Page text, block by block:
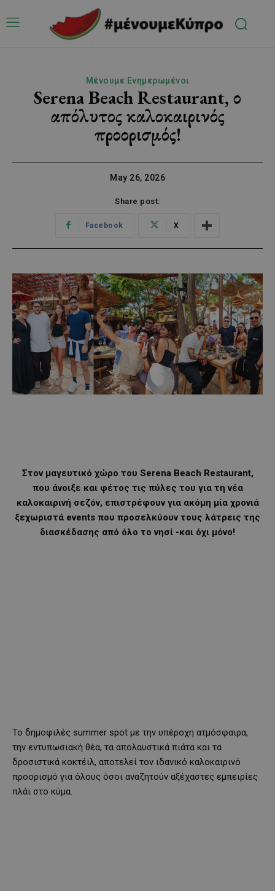
Μένουμε Ενημερωμένοι
Serena Beach Restaurant, ο
απόλυτος καλοκαιρινός
προορισμός!
May 26, 2026
Share post:
Facebook X
Στον μαγευτικό χώρο του Serena Beach Restaurant,
που άνοιξε και φέτος τις πύλες του για τη νέα
καλοκαιρινή σεζόν, επιστρέφουν για ακόμη μία χρονιά
ξεχωριστά events που προσελκύουν τους λάτρεις της
διασκέδασης από όλο το νησί -και όχι μόνο!
Το δημοφιλές summer spot με την υπέροχη ατμόσφαιρα,
την εντυπωσιακή θέα, τα απολαυστικά πιάτα και τα
δροσιστικά κοκτέιλ, αποτελεί τον ιδανικό καλοκαιρινό
προορισμό για όλους όσοι αναζητούν αξέχαστες εμπειρίες
πλάι στο κύμα.